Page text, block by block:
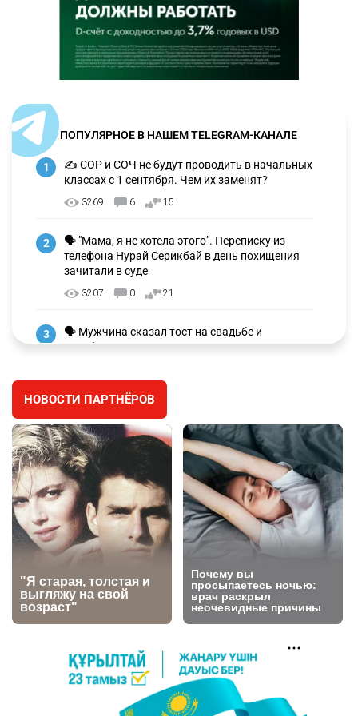
ПОПУЛЯРНОЕ В НАШЕМ TELEGRAM-КАНАЛЕ
1
✍️ СОР и СОЧ не будут проводить в начальных
классах с 1 сентября. Чем их заменят?
3269 6 15
2
🗣 "Мама, я не хотела этого". Переписку из
телефона Нурай Серикбай в день похищения
зачитали в суде
3207 0 21
3
🗣 Мужчина сказал тост на свадьбе и
заработал уголовное дело
🐏 Скота больше, а мясо дороже. Почему в
Казахстане продолжают расти цены на
баранину и конину
2660
5
⚠️ Доброе утро, друзья! Предлагаем обзор
главных новостей за 4 августа
2781 0 1
6
🗣Глава государства направил телеграмму
соболезнования родным и близким Халық
қаһарманы Ивана Гапича
2766 2 42
🇫🇷 Клуб ПСЖ объявил об открытии своей
футбольной академии в Астане
2 40
НОВОСТИ ПАРТНЁРОВ